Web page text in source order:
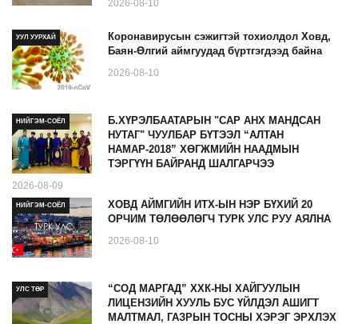
2026-08-10
УУЛ УУРХАЙ
Коронавирусын сэжигтэй тохиолдол Ховд,
Баян-Өлгий аймгуудад бүртгэгдээд байна
2026-08-10
НИЙГЭМ-СОЁЛ
Б.ХҮРЭЛБААТАРЫН "САР АНХ МАНДСАН
НУТАГ" ЧУУЛБАР БҮТЭЭЛ “АЛТАН
НАМАР-2018” ХӨГЖМИЙН НААДМЫН
ТЭРГҮҮН БАЙРАНД ШАЛГАРЧЭЭ
2026-08-09
НИЙГЭМ-СОЁЛ
ХОВД АЙМГИЙН ИТХ-ЫН НЭР БҮХИЙ 20
ОРЧИМ ТӨЛӨӨЛӨГЧ ТУРК УЛС РУУ АЯЛНА
2026-08-10
УЛС ТӨР
“СОД МАРГАД” ХХК-НЫ ХАЙГУУЛЫН
ЛИЦЕНЗИЙН ХУУЛЬ БУС ҮЙЛДЭЛ АШИГТ
МАЛТМАЛ, ГАЗРЫН ТОСНЫ ХЭРЭГ ЭРХЛЭХ